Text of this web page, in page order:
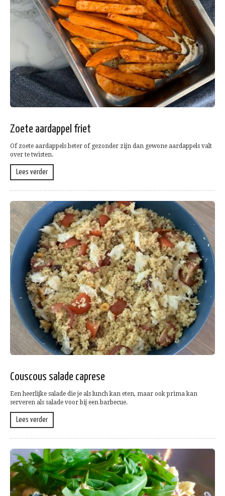
Zoete aardappel friet
Of zoete aardappels beter of gezonder zijn dan gewone aardappels valt
over te twisten.
Lees verder
Couscous salade caprese
Een heerlijke salade die je als lunch kan eten, maar ook prima kan
serveren als salade voor bij een barbecue.
Lees verder